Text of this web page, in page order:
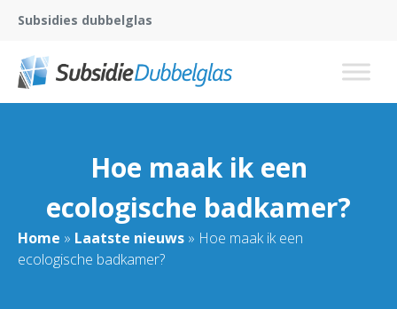
Subsidies dubbelglas
Hoe maak ik een
ecologische badkamer?
Home » Laatste nieuws » Hoe maak ik een
ecologische badkamer?